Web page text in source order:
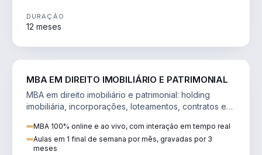
DURAÇÃO
12 meses
MBA EM DIREITO IMOBILIÁRIO E PATRIMONIAL
MBA em direito imobiliário e patrimonial: holding
imobiliária, incorporações, loteamentos, contratos e
MBA 100% online e ao vivo, com interação em tempo real
Aulas em 1 final de semana por mês, gravadas por 3
meses